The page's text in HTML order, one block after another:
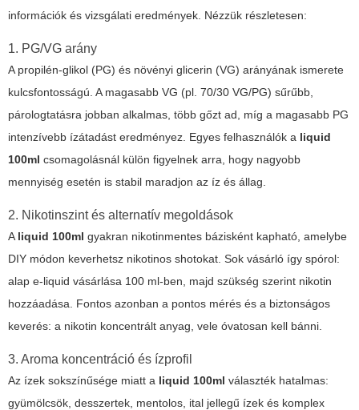
információk és vizsgálati eredmények. Nézzük részletesen:
1. PG/VG arány
A propilén-glikol (PG) és növényi glicerin (VG) arányának ismerete
kulcsfontosságú. A magasabb VG (pl. 70/30 VG/PG) sűrűbb,
párologtatásra jobban alkalmas, több gőzt ad, míg a magasabb PG
intenzívebb ízátadást eredményez. Egyes felhasználók a liquid
100ml csomagolásnál külön figyelnek arra, hogy nagyobb
mennyiség esetén is stabil maradjon az íz és állag.
2. Nikotinszint és alternatív megoldások
A liquid 100ml gyakran nikotinmentes bázisként kapható, amelybe
DIY módon keverhetsz nikotinos shotokat. Sok vásárló így spórol:
alap e-liquid vásárlása 100 ml-ben, majd szükség szerint nikotin
hozzáadása. Fontos azonban a pontos mérés és a biztonságos
keverés: a nikotin koncentrált anyag, vele óvatosan kell bánni.
3. Aroma koncentráció és ízprofil
Az ízek sokszínűsége miatt a liquid 100ml választék hatalmas:
gyümölcsök, desszertek, mentolos, ital jellegű ízek és komplex